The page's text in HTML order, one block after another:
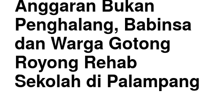
Penghalang, Babinsa
dan Warga Gotong
Royong Rehab
Sekolah di Palampang